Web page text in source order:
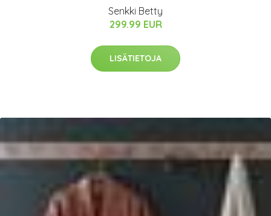
Senkki Betty
299.99 EUR
LISÄTIETOJA